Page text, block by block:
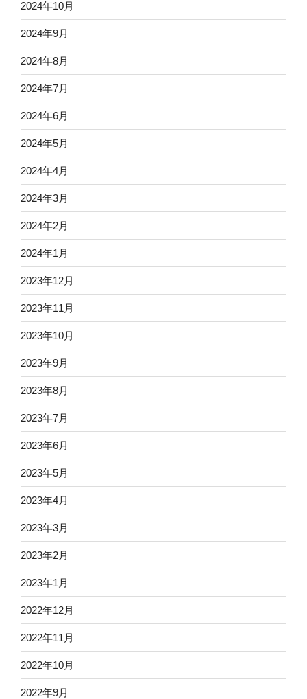
2024年10月
2024年9月
2024年8月
2024年7月
2024年6月
2024年5月
2024年4月
2024年3月
2024年2月
2024年1月
2023年12月
2023年11月
2023年10月
2023年9月
2023年8月
2023年7月
2023年6月
2023年5月
2023年4月
2023年3月
2023年2月
2023年1月
2022年12月
2022年11月
2022年10月
2022年9月